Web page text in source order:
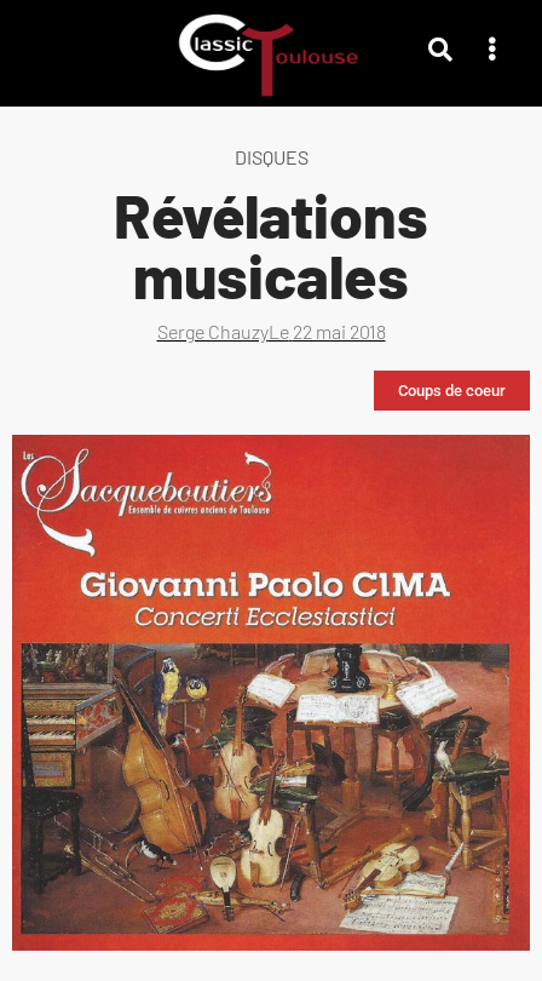
DISQUES
Révélations
musicales
Serge ChauzyLe 22 mai 2018
Coups de coeur